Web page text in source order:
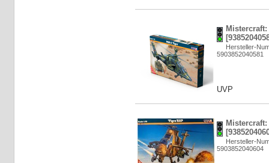
Mistercraft:
Hersteller-
5903852040581
UVP
Hersteller-
5903852040604